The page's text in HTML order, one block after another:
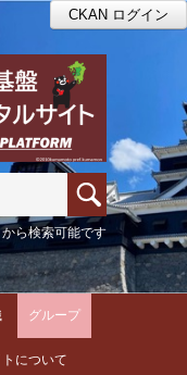
CKAN ログイン
ら検索可能です
グループ
について